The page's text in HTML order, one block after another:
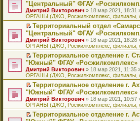
н
и
ю
о
о
б
щ
е
н
и
ю
н
о
м
у
с
о
о
б
щ
е
н
и
ю
ч
и
т
а
н
н
о
м
у
с
о
о
б
щ
е
н
и
ю
н
е
п
р
о
ч
и
т
а
н
н
о
м
у
с
о
о
б
щ
е
н
р
в
о
м
у
н
е
п
р
о
ч
и
т
а
н
н
о
м
у
с
о
т
и
к
п
е
р
в
о
м
у
н
е
п
р
о
ч
и
т
а
н
н
П
е
р
е
й
т
и
к
п
е
р
в
о
м
у
н
е
п
р
о
ч
"Центральный" ФГАУ
Дмитрий Викторович » 18 мар 2021, 18:31
ОРГАНЫ (ДЖО, Росжилкомплекс, филиалы,
П
е
р
е
й
т
и
к
п
е
р
в
о
м
у
н
Территориальный отдел
"Центральный" ФГАУ
Дмитрий Викторович » 18 мар 2021, 18:28
ОРГАНЫ (ДЖО, Росжилкомплекс, филиалы,
П
е
р
е
й
т
и
к
п
е
р
Территориальное отделение г.
"Южный" ФГАУ «Росжилкомплекс»
Дмитрий Викторович » 18 мар 2021, 11:35
ОРГАНЫ (ДЖО, Росжилкомплекс, филиалы,
П
е
р
е
й
т
Территориальное отделение г.
"Южный" ФГАУ «Росжилкомплекс»
Дмитрий Викторович » 18 мар 2021, 10:57
ОРГАНЫ (ДЖО, Росжилкомплекс, филиалы,
П
Территориальное отделение г.